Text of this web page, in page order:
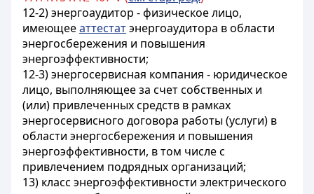
12-2) энергоаудитор - физическое лицо,
имеющееаттестатэнергоаудитора в области
энергосбережения и повышения
энергоэффективности;
12-3) энергосервисная компания - юридическое
лицо, выполняющее за счет собственных и
(или) привлеченных средств в рамках
энергосервисного договора работы (услуги) в
области энергосбережения и повышения
энергоэффективности, в том числе с
привлечением подрядных организаций;
13) класс энергоэффективности электрического